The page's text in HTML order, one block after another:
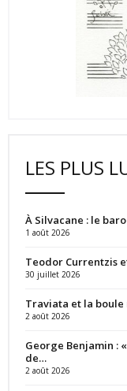
LES PLUS
À Silvacane : le
1 août 2026
Teodor Currentzis
30 juillet 2026
Traviata et la boule
2 août 2026
George Benjamin :
de…
2 août 2026